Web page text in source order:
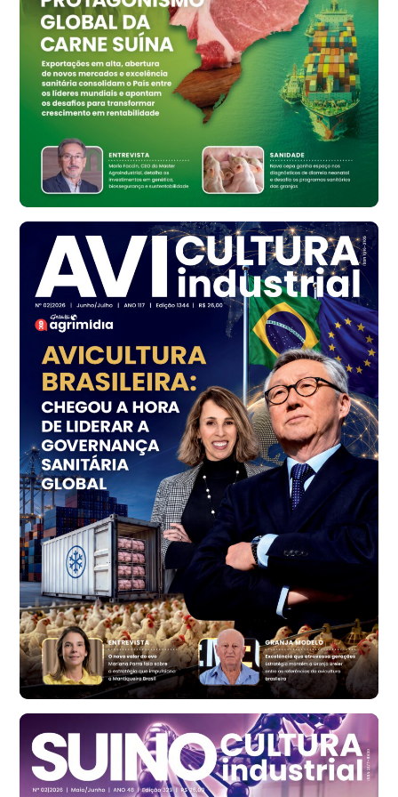
cx
Ovo Branco - Regional
Bastos (SP)
R$ 134,42
cx
Ovo Vermelho - Regional
Bastos (SP)
R$ 148,56
Frango - Indicador
R$ 7,16
kg
Frango - Indicador
R$ 7,18
Trigo Atacado - Regional
PR
R$ 1.414,46
t
Trigo Atacado - Regional
RS
R$ 1.314,61
t
Ovo Vermelho - Regional
Vermelho
R$ 171,61
cx
Ovo Branco - Regional
Santa Maria do Jetibá (ES)
R$ 140,74
cx
Ovo Branco - Regional